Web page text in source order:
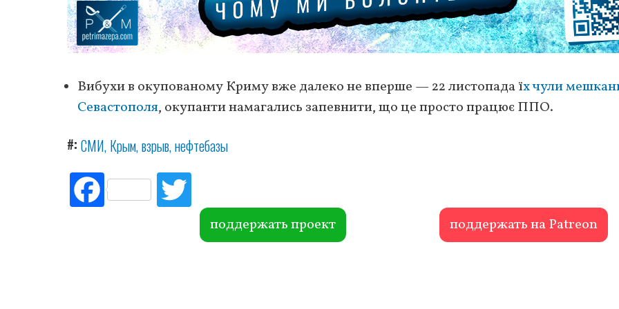
Вибухи в окупованому Криму вже далеко не вперше — 22 листопада їх чули
Севастополя, окупанти намагались запевнити, що це просто працює ППО.
# СМИ Крым взрыв нефтебазы
Fac
ebo itte
r поддержать проект поддержать на Patreon